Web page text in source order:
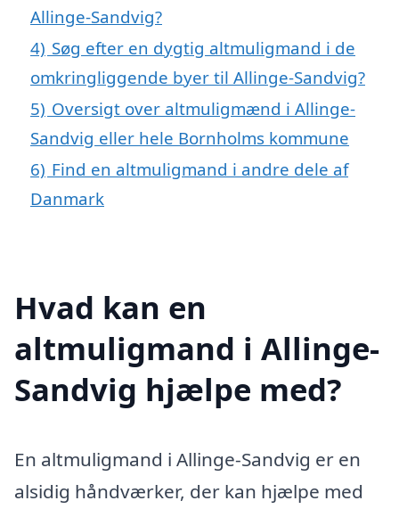
Allinge-Sandvig?
4) Søg efter en dygtig altmuligmand i de
omkringliggende byer til Allinge-Sandvig?
5) Oversigt over altmuligmænd i Allinge-
Sandvig eller hele Bornholms kommune
6) Find en altmuligmand i andre dele af
Danmark
Hvad kan en
altmuligmand i Allinge-
Sandvig hjælpe med?
En altmuligmand i Allinge-Sandvig er en
alsidig håndværker, der kan hjælpe med